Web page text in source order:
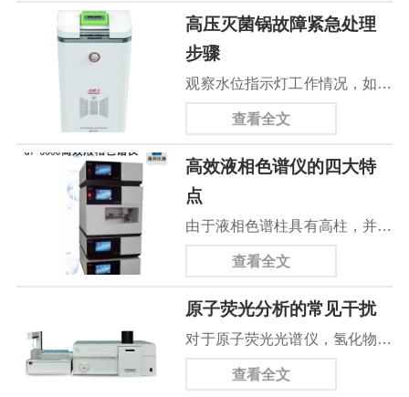
和眼睛造成伤害。
高压灭菌锅故障紧急处理
步骤
观察水位指示灯工作情况，如缺
水应切断电源并放气至压力表指
水位"指示灯亮后在接通电源工
作。
查看全文
高效液相色谱仪的四大特
点
由于液相色谱柱具有高柱，并且
流动相可以控制和改善分离过程
仪不仅可以分析不同类型的有机
化合物及其同分异构体，还可以
分析在性质上极为相似的旋光异
查看全文
原子荧光分析的常见干扰
对于原子荧光光谱仪，氢化物发
生-石英管原子化器不仅能提供
查看全文